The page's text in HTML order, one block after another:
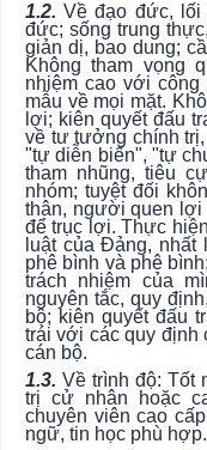
1.2. Về đạo đức, lối
đức; sống trung
giản dị, bao dung;
Không tham vọng
nhiệm cao với
mẫu về mọi mặt.
lợi; kiên quyết đấu
về tư tưởng chính
"tự diễn biến", "tự
tham nhũng, tiêu
nhóm; tuyệt đối
thân, người quen lợi
để trục lợi. Thực
luật của Đảng, nhất
phê bình và phê
trách nhiệm của
nguyên tắc, quy
bộ; kiên quyết đấu
trái với các quy định
cán bộ.
1.3. Về trình độ: Tốt
trị cử nhân hoặc
chuyên viên cao
ngữ, tin học phù hợp.